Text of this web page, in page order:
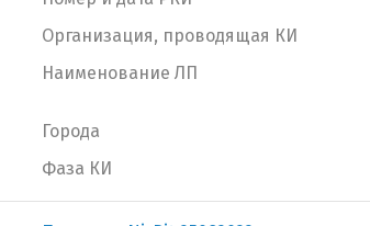
Организация, проводящая КИ
Наименование ЛП
Города
Фаза КИ